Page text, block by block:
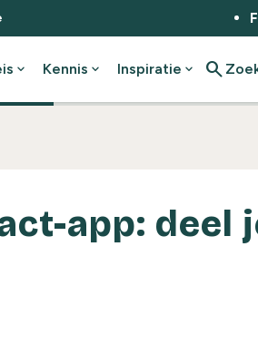
expand_more Kennis expand_more Inspiratie expand_more search
app: deel